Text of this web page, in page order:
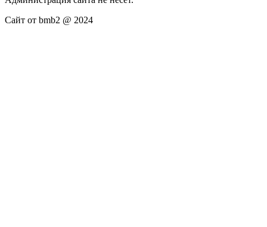
Сайт от bmb2 @ 2024